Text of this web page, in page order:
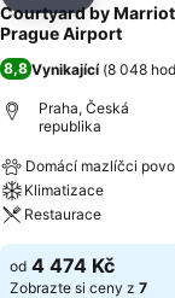
Courtyard by
Prague Airport
8,8 Vynikající (8 048
Praha, Česká
republika
Domácí mazlíčci
Klimatizace
Restaurace
od 4 474 Kč
Zobrazte si ceny z 7